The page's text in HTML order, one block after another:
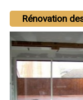
Rénovation